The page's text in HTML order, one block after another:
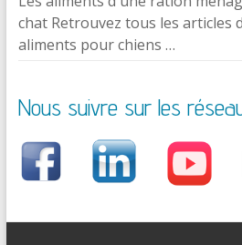
chat Retrouvez tous les articles
aliments pour chiens …
Nous suivre sur les